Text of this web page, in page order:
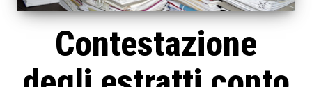
Contestazione